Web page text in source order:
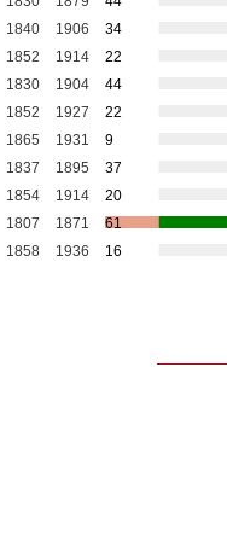
1840 1906
34
1852 1914
22
1830 1904
44
1852 1927
22
1865 1931
9
1837 1895
37
1854 1914
20
1807 1871
61
1858 1936 16